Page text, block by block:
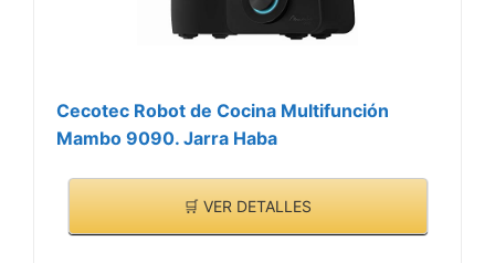
Cecotec Robot de Cocina Multifunción
Mambo 9090. Jarra Haba
🛒 VER DETALLES